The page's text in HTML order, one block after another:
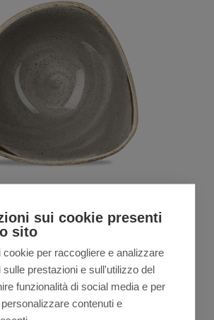
Coppetta triangolare 15,3cm –
€ 23,50
Il
prezzo
originale
era:
€23,50.
€ 20,00 Il
prezzo
attuale
è:
€20,00.
sui cookie presenti
sito
cookie per raccogliere e analizzare
sulle prestazioni e sull'utilizzo del
funzionalità di social media e per
contenuti e